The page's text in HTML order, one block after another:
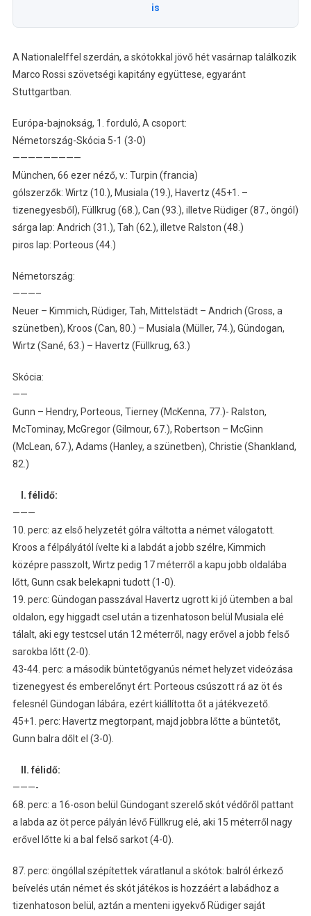
is
A Nationalelffel szerdán, a skótokkal jövő hét vasárnap találkozik
Marco Rossi szövetségi kapitány együttese, egyaránt
Stuttgartban.
Európa-bajnokság, 1. forduló, A csoport:
Németország-Skócia 5-1 (3-0)
—————————
München, 66 ezer néző, v.: Turpin (francia)
gólszerzők: Wirtz (10.), Musiala (19.), Havertz (45+1. –
tizenegyesből), Füllkrug (68.), Can (93.), illetve Rüdiger (87., öngól)
sárga lap: Andrich (31.), Tah (62.), illetve Ralston (48.)
piros lap: Porteous (44.)
Németország:
———–
Neuer – Kimmich, Rüdiger, Tah, Mittelstädt – Andrich (Gross, a
szünetben), Kroos (Can, 80.) – Musiala (Müller, 74.), Gündogan,
Wirtz (Sané, 63.) – Havertz (Füllkrug, 63.)
Skócia:
——
Gunn – Hendry, Porteous, Tierney (McKenna, 77.)- Ralston,
McTominay, McGregor (Gilmour, 67.), Robertson – McGinn
(McLean, 67.), Adams (Hanley, a szünetben), Christie (Shankland,
82.)
I. félidő:
———
10. perc: az első helyzetét gólra váltotta a német válogatott.
Kroos a félpályától ívelte ki a labdát a jobb szélre, Kimmich
középre passzolt, Wirtz pedig 17 méterről a kapu jobb oldalába
lőtt, Gunn csak belekapni tudott (1-0).
19. perc: Gündogan passzával Havertz ugrott ki jó ütemben a bal
oldalon, egy higgadt csel után a tizenhatoson belül Musiala elé
tálalt, aki egy testcsel után 12 méterről, nagy erővel a jobb felső
sarokba lőtt (2-0).
43-44. perc: a második büntetőgyanús német helyzet videózása
tizenegyest és emberelőnyt ért: Porteous csúszott rá az öt és
felesnél Gündogan lábára, ezért kiállította őt a játékvezető.
45+1. perc: Havertz megtorpant, majd jobbra lőtte a büntetőt,
Gunn balra dőlt el (3-0).
II. félidő:
———-
68. perc: a 16-oson belül Gündogant szerelő skót védőről pattant
a labda az öt perce pályán lévő Füllkrug elé, aki 15 méterről nagy
erővel lőtte ki a bal felső sarkot (4-0).
87. perc: öngóllal szépítettek váratlanul a skótok: balról érkező
beívelés után német és skót játékos is hozzáért a labádhoz a
tizenhatoson belül, aztán a menteni igyekvő Rüdiger saját